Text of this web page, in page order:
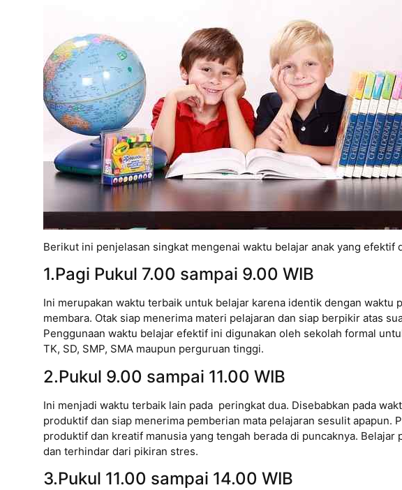
Berikut ini penjelasan singkat mengenai waktu belajar anak yang efektif
1.Pagi Pukul 7.00 sampai 9.00 WIB
Ini merupakan waktu terbaik untuk belajar karena identik dengan waktu
membara. Otak siap menerima materi pelajaran dan siap berpikir atas
Penggunaan waktu belajar efektif ini digunakan oleh sekolah formal
TK, SD, SMP, SMA maupun perguruan tinggi.
2.Pukul 9.00 sampai 11.00 WIB
Ini menjadi waktu terbaik lain pada peringkat dua. Disebabkan pada
produktif dan siap menerima pemberian mata pelajaran sesulit apapun.
produktif dan kreatif manusia yang tengah berada di puncaknya. Belajar
dan terhindar dari pikiran stres.
3.Pukul 11.00 sampai 14.00 WIB